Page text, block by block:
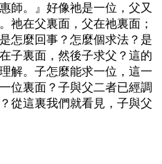
師。』好像祂是一位，父又
祂在父裏面，父在祂裏面；
怎麼回事？怎麼個求法？是
子裏面，然後子求父？這的
解。子怎麼能求一位，這一
位裏面？子與父二者已經調
從這裏我們就看見，子與父